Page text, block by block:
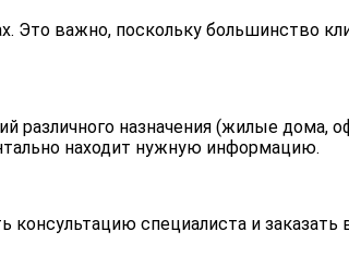
Это важно, поскольку большинство
различного назначения (жилые дома,
находит нужную информацию.
специалиста и заказать